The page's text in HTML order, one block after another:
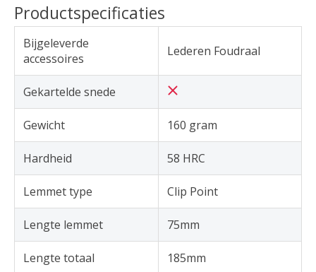
Productspecificaties
Bijgeleverde
accessoires
Lederen Foudraal
Gekartelde snede
Gewicht 160 gram
Hardheid 58 HRC
Lemmet type Clip Point
Lengte lemmet 75mm
Lengte totaal 185mm